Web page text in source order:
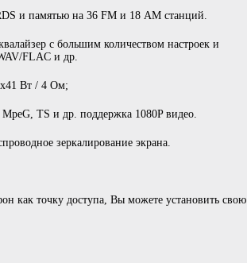
и памятью на 36 FM и 18 AM станций.
с большим количеством настроек и
FLAC и др.
Вт / 4 Ом;
TS и др. поддержка 1080P видео.
зеркалирование экрана.
как точку доступа, Вы можете установить свою